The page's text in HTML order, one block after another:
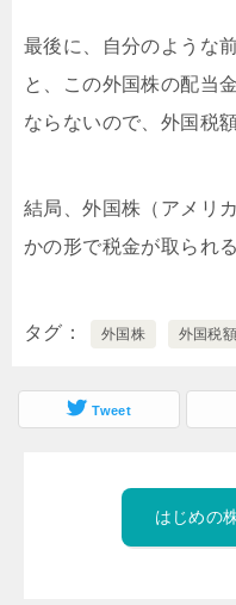
最後に、自分のような
と、この外国株の配当
ならないので、外国税
結局、外国株（アメリ
かの形で税金が取られ
タグ 外国株 外国税
Tweet
はじめの